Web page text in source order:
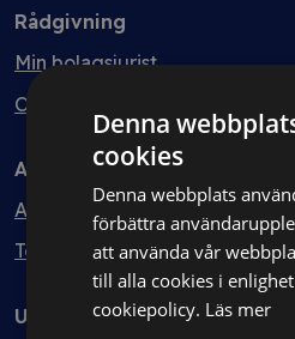
Rådgivning
Min bolagsjurist
Ombud
Avtal
Avtalshantering
Testa kostnadsfritt
Utbildning
Denna
cookies
Denna webbplats
förbättra
att använda vår
till alla cookies i
cookiepolicy. Läs mer